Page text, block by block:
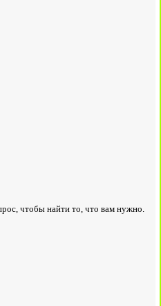
чтобы найти то, что вам нужно.